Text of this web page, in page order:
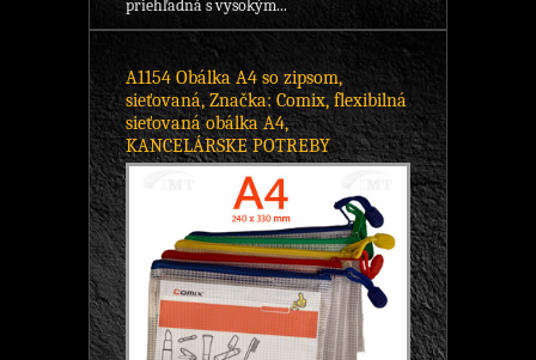
priehľadná s vysokým...
A1154 Obálka A4 so zipsom,
sieťovaná, Značka: Comix, flexibilná
sieťovaná obálka A4,
KANCELÁRSKE POTREBY